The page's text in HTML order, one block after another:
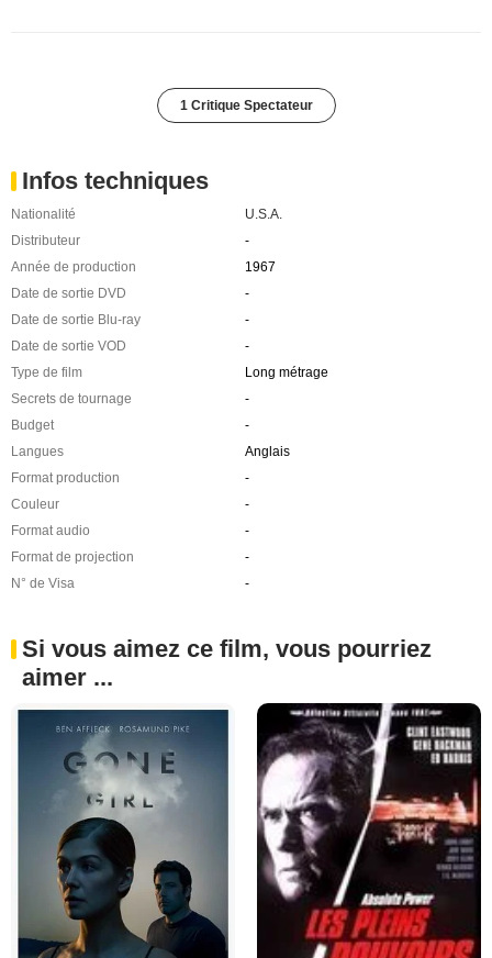
1 Critique Spectateur
Infos techniques
Nationalité
U.S.A.
Distributeur
-
Année de production
1967
Date de sortie DVD
-
Date de sortie Blu-ray
-
Date de sortie VOD
-
Type de film
Long métrage
Secrets de tournage
-
Budget
-
Langues
Anglais
Format production
-
Couleur
-
Format audio
-
Format de projection
-
N° de Visa
-
Si vous aimez ce film, vous pourriez
aimer ...